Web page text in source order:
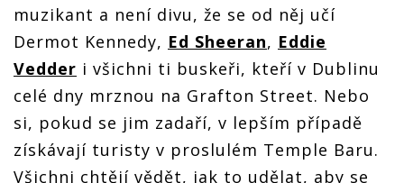
muzikant a není divu, že se od něj učí
Dermot Kennedy, Ed Sheeran, Eddie
Vedder i všichni ti buskeři, kteří v Dublinu
celé dny mrznou na Grafton Street. Nebo
si, pokud se jim zadaří, v lepším případě
získávají turisty v proslulém Temple Baru.
Všichni chtějí vědět, jak to udělat, aby se